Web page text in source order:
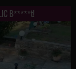
B*****t!